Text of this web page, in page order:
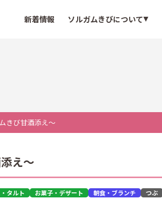
新着情報 ソルガムきびについて
きび甘酒添え～
え～
タルト お菓子・デザート 朝食・ブランチ つぶ